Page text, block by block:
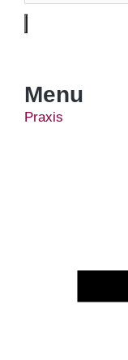
Menu
Praxis